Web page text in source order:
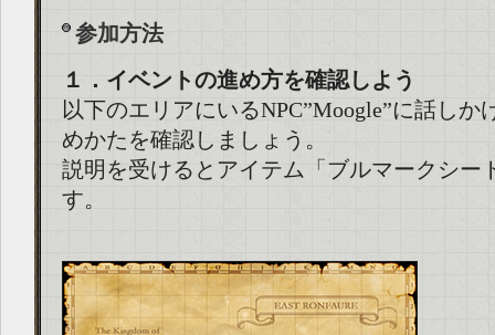
参加方法
１．イベントの進め方を確認しよう
以下のエリアにいるNPC”Moogle”に話しか
めかたを確認しましょう。
説明を受けるとアイテム「ブルマークシー
す。